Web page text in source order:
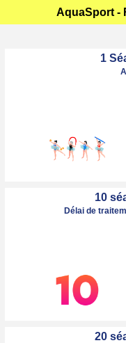
AquaSport -
1
10
Délai de
20